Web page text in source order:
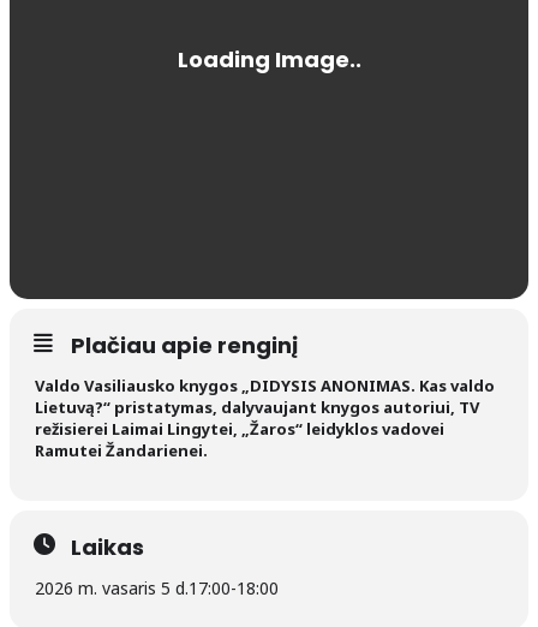
Plačiau apie renginį
Valdo Vasiliausko knygos „DIDYSIS ANONIMAS. Kas valdo
Lietuvą?“ pristatymas, dalyvaujant knygos autoriui, TV
režisierei Laimai Lingytei, „Žaros“ leidyklos vadovei
Ramutei Žandarienei.
Laikas
2026 m. vasaris 5 d.17:00-18:00